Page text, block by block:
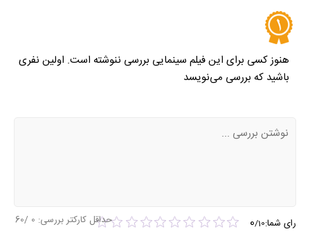
هنوز کسی برای این فیلم سینمایی بررسی ننوشته است. اولین نفری
باشید که بررسی می‌نویسد
رای شما: 0/10 حداقل کارکتر بررسی: 0
/60